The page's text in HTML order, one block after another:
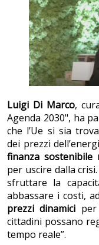
Luigi Di Marco,
Agenda 2030", ha
che l’Ue si sia
dei prezzi
finanza sostenibile
per uscire dalla
sfruttare la
abbassare i costi,
prezzi dinamici
cittadini possano
tempo reale”.